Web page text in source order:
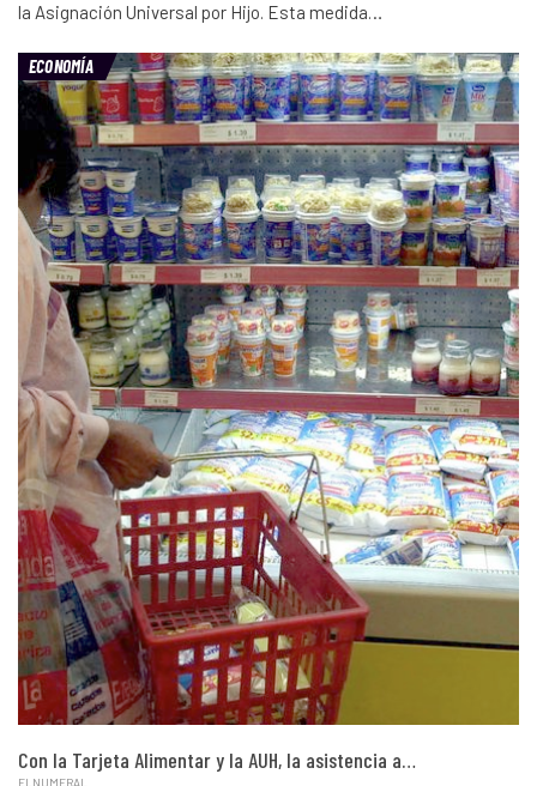
la Asignación Universal por Hijo. Esta medida…
ECONOMÍA
Con la Tarjeta Alimentar y la AUH, la asistencia a…
ELNUMERAL